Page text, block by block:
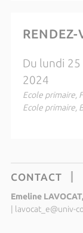
RENDEZ-
Du lundi 25
2024
Ecole primaire,
Ecole primaire,
CONTACT
Emeline
lavocat_e@univ-